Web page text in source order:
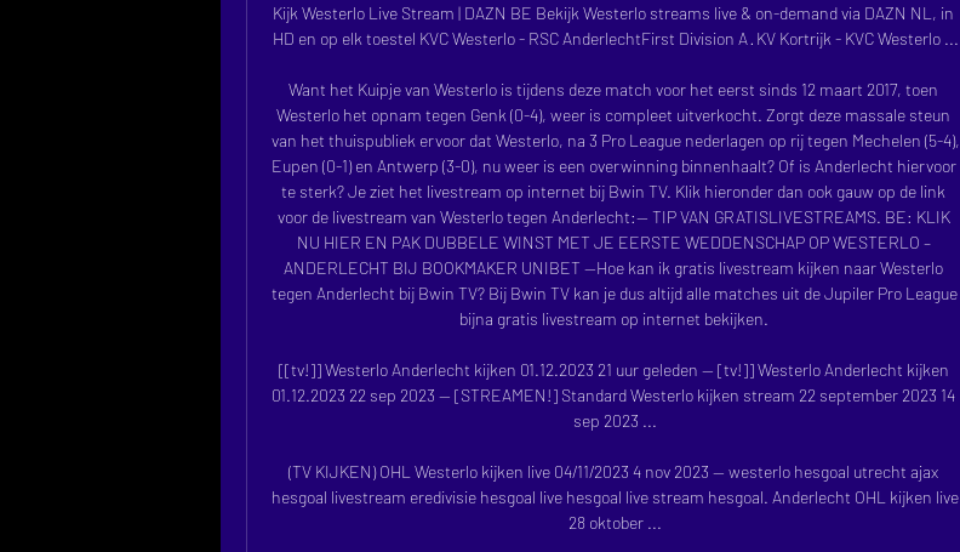
Kijk Westerlo Live Stream | DAZN BE Bekijk Westerlo streams live & on-demand via DAZN NL, in
HD en op elk toestel KVC Westerlo - RSC AnderlechtFirst Division A · KV Kortrijk - KVC Westerlo ...
Want het Kuipje van Westerlo is tijdens deze match voor het eerst sinds 12 maart 2017, toen
Westerlo het opnam tegen Genk (0-4), weer is compleet uitverkocht. Zorgt deze massale steun
van het thuispubliek ervoor dat Westerlo, na 3 Pro League nederlagen op rij tegen Mechelen (5-4),
Eupen (0-1) en Antwerp (3-0), nu weer is een overwinning binnenhaalt? Of is Anderlecht hiervoor
te sterk? Je ziet het livestream op internet bij Bwin TV. Klik hieronder dan ook gauw op de link
voor de livestream van Westerlo tegen Anderlecht:— TIP VAN GRATISLIVESTREAMS. BE: KLIK
NU HIER EN PAK DUBBELE WINST MET JE EERSTE WEDDENSCHAP OP WESTERLO –
ANDERLECHT BIJ BOOKMAKER UNIBET —Hoe kan ik gratis livestream kijken naar Westerlo
tegen Anderlecht bij Bwin TV? Bij Bwin TV kan je dus altijd alle matches uit de Jupiler Pro League
bijna gratis livestream op internet bekijken.
[[tv!]] Westerlo Anderlecht kijken 01.12.2023 21 uur geleden — [tv!]] Westerlo Anderlecht kijken
01.12.2023 22 sep 2023 — [STREAMEN!] Standard Westerlo kijken stream 22 september 2023 14
sep 2023 ...
(TV KIJKEN) OHL Westerlo kijken live 04/11/2023 4 nov 2023 — westerlo hesgoal utrecht ajax
hesgoal livestream eredivisie hesgoal live hesgoal live stream hesgoal. Anderlecht OHL kijken live
28 oktober ...